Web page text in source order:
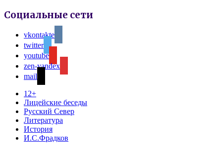
Социальные сети
vkontakte
twitter
youtube
zen-yandex
mail
12+
Лицейские беседы
Русский Север
Литература
История
И.С.Фрадков